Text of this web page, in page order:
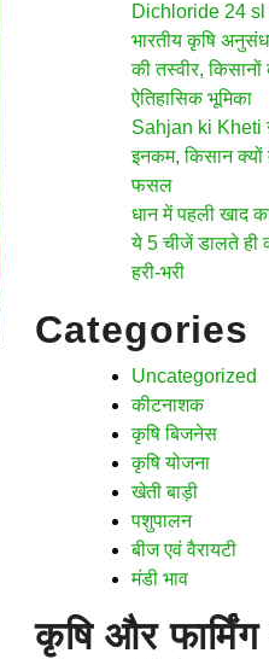
Dichloride 24
भारतीय कृषि
की तस्वीर,
ऐतिहासिक भूमिका
Sahjan ki Kheti
इनकम, किसान
फसल
धान में पहली खाद
ये 5 चीजें डालते
हरी-भरी
Categories
Uncategorized
कीटनाशक
कृषि बिजनेस
कृषि योजना
खेती बाड़ी
पशुपालन
बीज एवं वैरायटी
मंडी भाव
कृषि और